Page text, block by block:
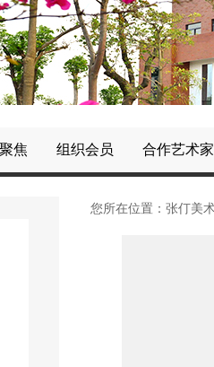
焦 组织会员 合作艺术家
您所在位置： 张仃美